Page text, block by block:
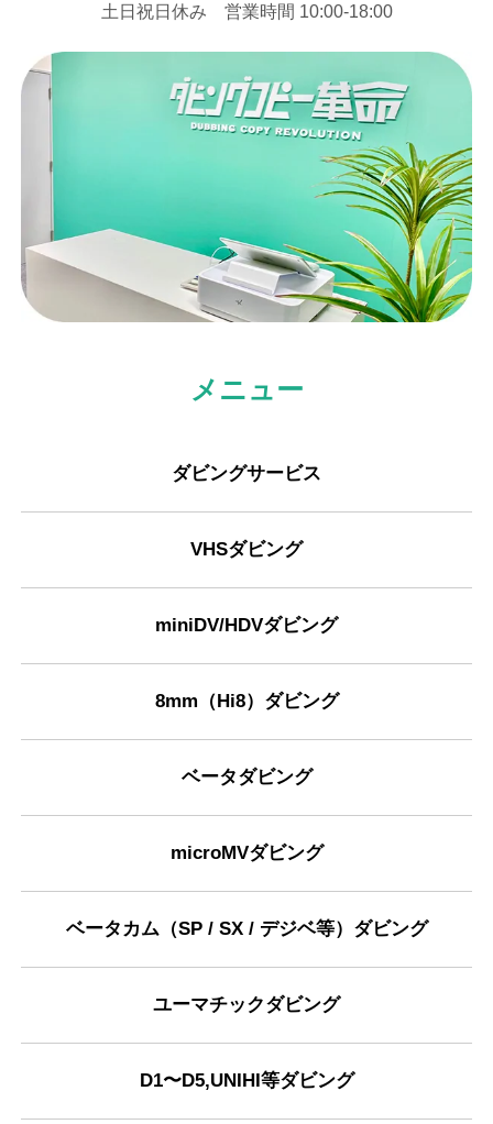
⼟⽇祝⽇休み 営業時間 10:00-18:00
メニュー
ダビングサービス
VHSダビング
miniDV/HDVダビング
8mm（Hi8）ダビング
ベータダビング
microMVダビング
ベータカム（SP / SX / デジベ等）ダビング
ユーマチックダビング
D1〜D5,UNIHI等ダビング